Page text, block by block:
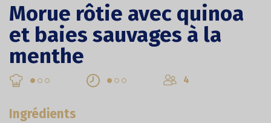
Morue rôtie avec quinoa
et baies sauvages à la
menthe
4
Ingrédients